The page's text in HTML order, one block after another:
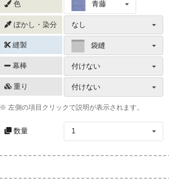
色 青藤
ぼかし・染分 なし
縫製 袋縫
幕棒 付けない
重り 付けない
※ 左側の項目クリックで説明が表示されます。
数量 1